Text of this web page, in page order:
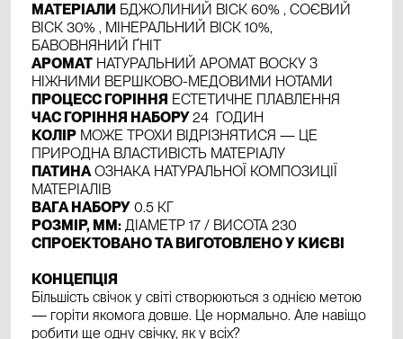
МАТЕРІАЛИ БДЖОЛИНИЙ ВІСК 60% , СОЄВИЙ
ВІСК 30% , МІНЕРАЛЬНИЙ ВІСК 10%,
БАВОВНЯНИЙ ҐНІТ
АРОМАТ НАТУРАЛЬНИЙ АРОМАТ ВОСКУ З
НІЖНИМИ ВЕРШКОВО-МЕДОВИМИ НОТАМИ
ПРОЦЕСС ГОРІННЯ ЕСТЕТИЧНЕ ПЛАВЛЕННЯ
ЧАС ГОРІННЯ НАБОРУ24 ГОДИН
КОЛІР МОЖЕ ТРОХИ ВІДРІЗНЯТИСЯ — ЦЕ
ПРИРОДНА ВЛАСТИВІСТЬ МАТЕРІАЛУ
ПАТИНАОЗНАКА НАТУРАЛЬНОЇ КОМПОЗИЦІЇ
МАТЕРІАЛІВ
ВАГА НАБОРУ 0.5 КГ
РОЗМІР, ММ: ДІАМЕТР 17 / ВИСОТА 230
СПРОЕКТОВАНО ТА ВИГОТОВЛЕНО У КИЄВІ
КОНЦЕПЦІЯ
Більшість свічок у світі створюються з однією метою
— горіти якомога довше. Це нормально. Але навіщо
робити ще одну свічку, як у всіх?